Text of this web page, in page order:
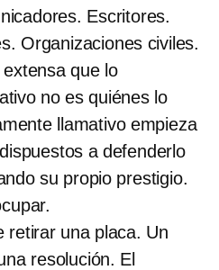
Escritores.
Organizaciones civiles.
que lo
no es quiénes lo
llamativo empieza
a defenderlo
su propio prestigio.
retirar una placa. Un
resolución. El